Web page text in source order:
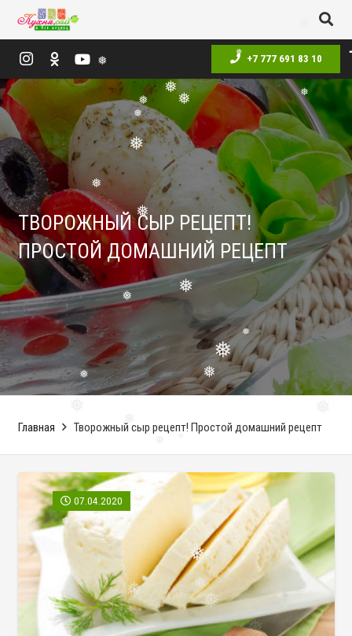
❅
❅
❅
❅
❅
❅
❅
❅
❅
❅
❅
❅
❅ ❅
❅
❅
❅
❅
❅
❅
❅
+7 777 691 83 10
ТВОРОЖНЫЙ СЫР РЕЦЕПТ!
ПРОСТОЙ ДОМАШНИЙ РЕЦЕПТ
Главная Творожный сыр рецепт! Простой домашний рецепт
07.04.2020